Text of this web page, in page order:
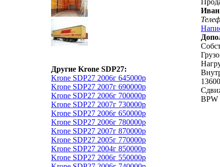
Другие Krone SDP27:
Krone SDP27 2006г 645000р
Krone SDP27 2007г 690000р
Krone SDP27 2006г 700000р
Krone SDP27 2007г 730000р
Krone SDP27 2006г 650000р
Krone SDP27 2006г 780000р
Krone SDP27 2007г 870000р
Krone SDP27 2005г 770000р
Krone SDP27 2004г 850000р
Krone SDP27 2006г 550000р
Иван
BPW